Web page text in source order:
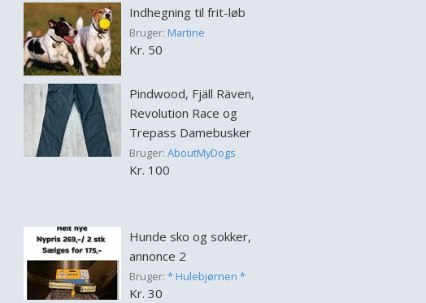
Indhegning til frit-løb
Bruger: Martine
Kr. 50
Pindwood, Fjäll Räven,
Revolution Race og
Trepass Damebusker
Bruger: AboutMyDogs
Kr. 100
Hunde sko og sokker,
annonce 2
Bruger: * Hulebjørnen *
Kr. 30